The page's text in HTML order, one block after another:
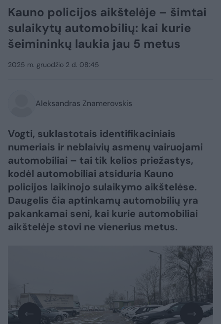
Kauno policijos aikštelėje – šimtai
sulaikytų automobilių: kai kurie
šeimininkų laukia jau 5 metus
2025 m. gruodžio 2 d. 08:45
Aleksandras Znamerovskis
Vogti, suklastotais identifikaciniais
numeriais ir neblaivių asmenų vairuojami
automobiliai – tai tik kelios priežastys,
kodėl automobiliai atsiduria Kauno
policijos laikinojo sulaikymo aikštelėse.
Daugelis čia aptinkamų automobilių yra
pakankamai seni, kai kurie automobiliai
aikštelėje stovi ne vienerius metus.